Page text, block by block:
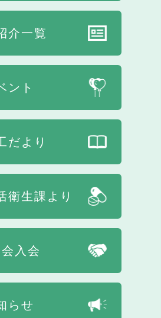
介一覧
ント
だより
衛生課より
入会
らせ